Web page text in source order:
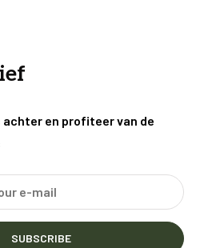
achter en profiteer van de
SUBSCRIBE